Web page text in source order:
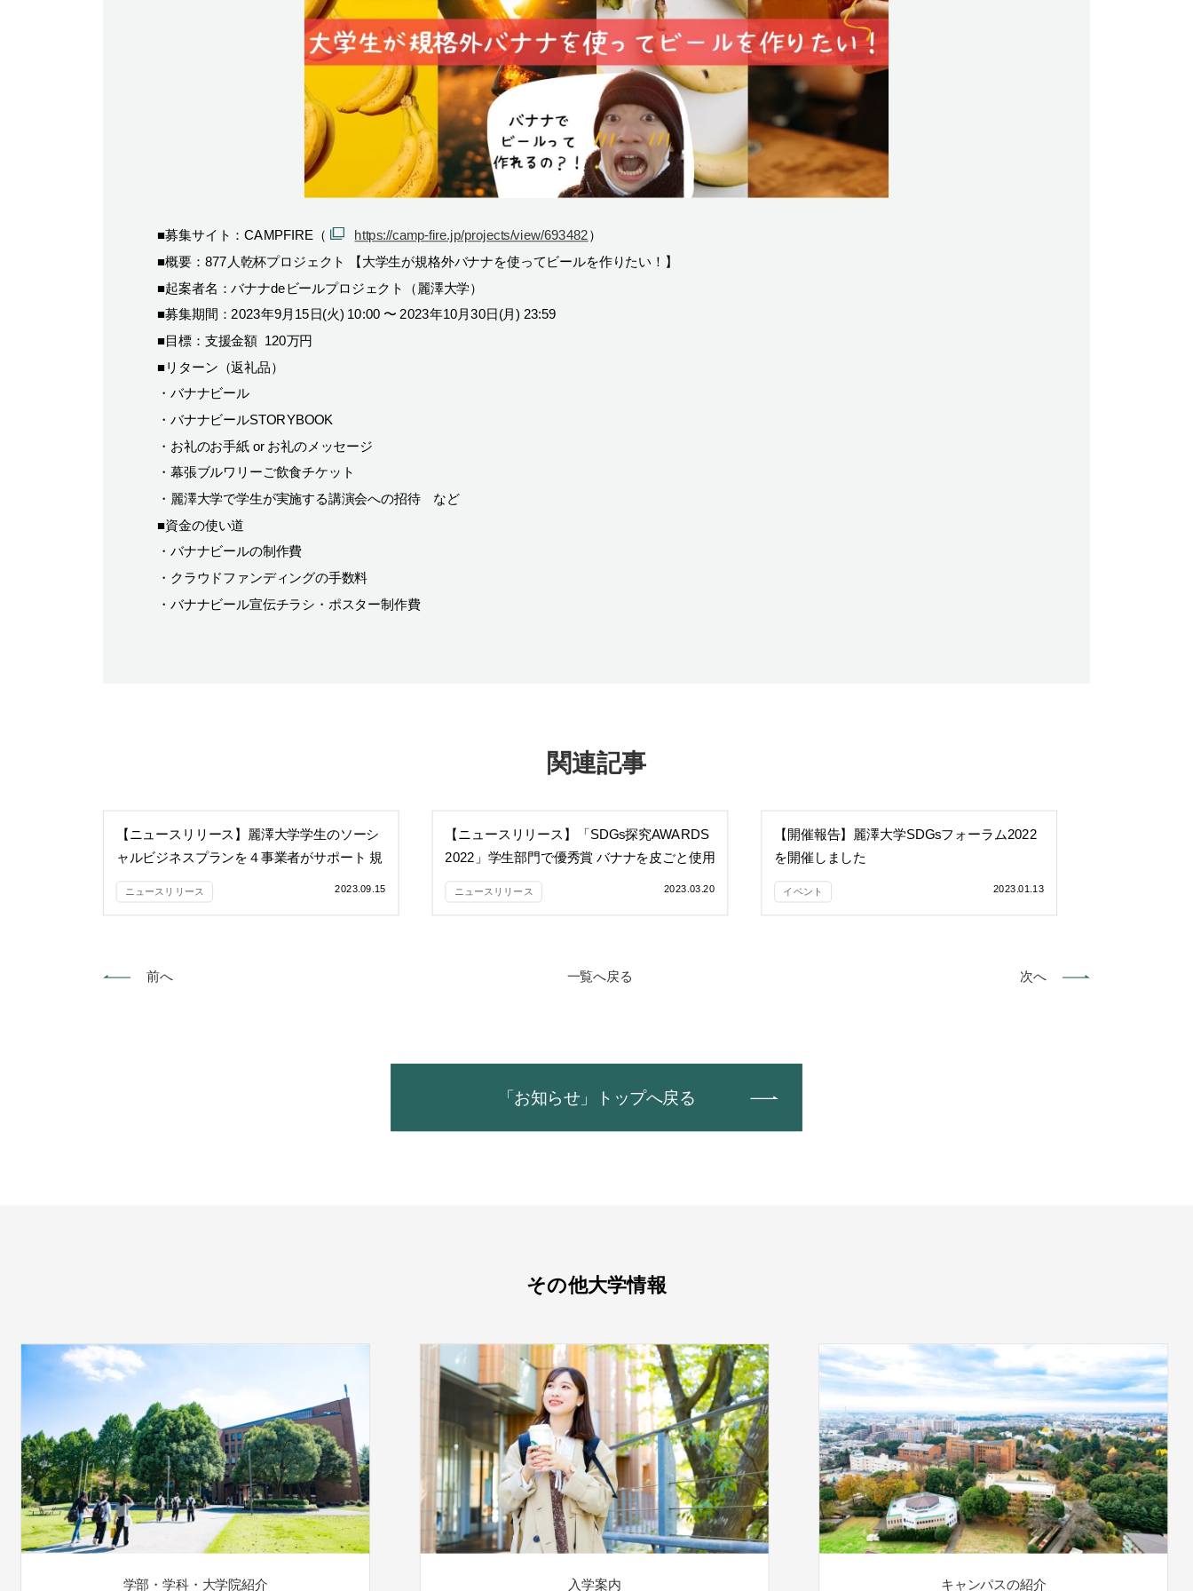
■募集サイト：CAMPFIRE（ https://camp-fire.jp/projects/view/693482）
■概要：877人乾杯プロジェクト 【大学生が規格外バナナを使ってビールを作りたい！】
■起案者名：バナナdeビールプロジェクト（麗澤大学）
■募集期間：2023年9月15日(火) 10:00 〜 2023年10月30日(月) 23:59
■目標：支援金額 120万円
■リターン（返礼品）
・バナナビール
・バナナビールSTORYBOOK
・お礼のお手紙or お礼のメッセージ
・幕張ブルワリーご飲食チケット
・麗澤大学で学生が実施する講演会への招待 など
■資金の使い道
・バナナビールの制作費
・クラウドファンディングの手数料
・バナナビール宣伝チラシ・ポスター制作費
関連記事
【ニュースリリース】麗澤大学学生のソーシ
ャルビジネスプランを４事業者がサポート 規
格外未利用バナナを使ったクラフトビール
「バナナ de ビール」の商品化に挑戦 フード
ニュースリリース 2023.09.15
【ニュースリリース】「SDGs探究AWARDS
2022」学生部門で優秀賞 バナナを皮ごと使用
したビールでSDGs達成に貢献を
ニュースリリース 2023.03.20
【開催報告】麗澤大学SDGsフォーラム2022
を開催しました
イベント 2023.01.13
前へ 一覧へ戻る 次へ
「お知らせ」トップへ戻る
その他大学情報
学部・学科・大学院紹介 入学案内 キャンパスの紹介